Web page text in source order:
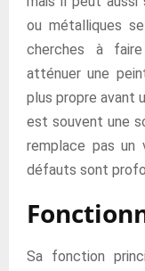
ou métalliques
cherches à
atténuer une
plus propre avant
est souvent une
remplace pas un
défauts sont
Sa fonction